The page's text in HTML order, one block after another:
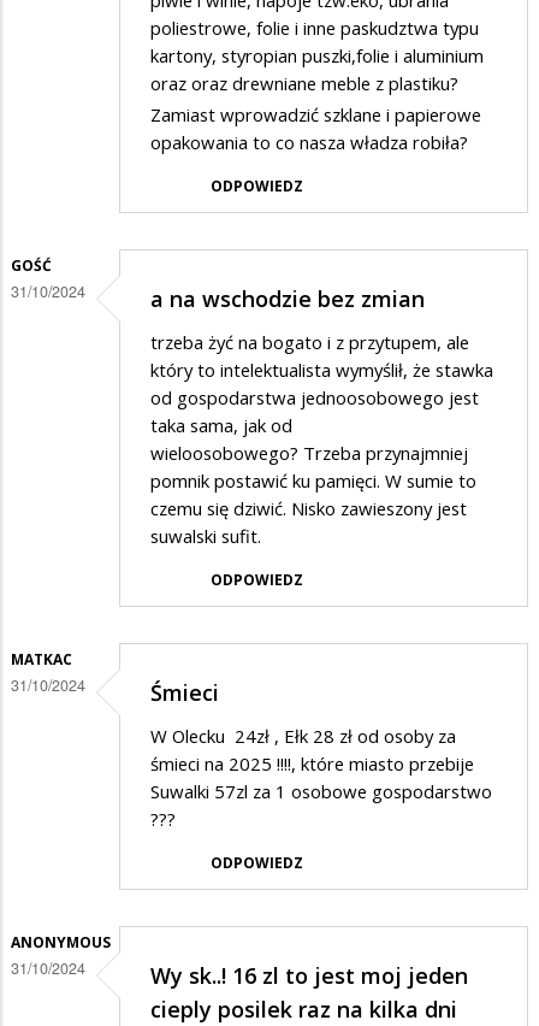
poliestrowe, folie i inne paskudztwa typu
kartony, styropian puszki,folie i aluminium
oraz oraz drewniane meble z plastiku?
Zamiast wprowadzić szklane i papierowe
opakowania to co nasza władza robiła?
ODPOWIEDZ
GOŚĆ
31/10/2024 a na wschodzie bez zmian
trzeba żyć na bogato i z przytupem, ale
który to intelektualista wymyślił, że stawka
od gospodarstwa jednoosobowego jest
taka sama, jak od
wieloosobowego? Trzeba przynajmniej
pomnik postawić ku pamięci. W sumie to
czemu się dziwić. Nisko zawieszony jest
suwalski sufit.
ODPOWIEDZ
MATKAC
31/10/2024 Śmieci
W Olecku 24zł , Ełk 28 zł od osoby za
śmieci na 2025 !!!!, które miasto przebije
Suwalki 57zl za 1 osobowe gospodarstwo
???
ODPOWIEDZ
ANONYMOUS
31/10/2024
Wy sk..! 16 zl to jest moj jeden
cieply posilek raz na kilka dni